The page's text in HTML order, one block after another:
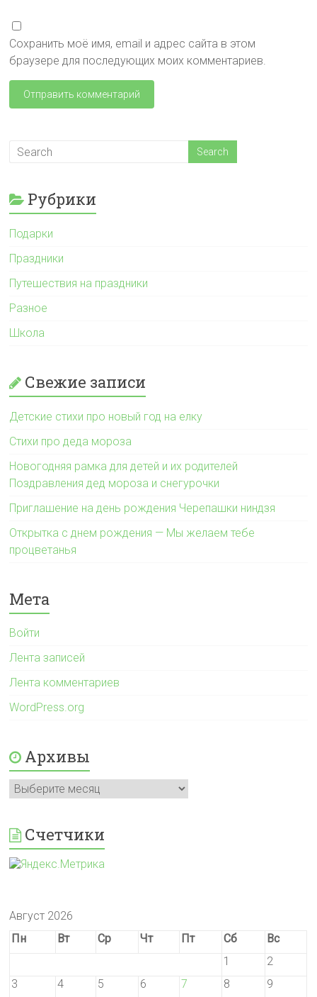
Сохранить моё имя, email и адрес сайта в этом
браузере для последующих моих комментариев.
Рубрики
Подарки
Праздники
Путешествия на праздники
Разное
Школа
Свежие записи
Детские стихи про новый год на елку
Стихи про деда мороза
Новогодняя рамка для детей и их родителей
Поздравления дед мороза и снегурочки
Приглашение на день рождения Черепашки ниндзя
Открытка с днем рождения — Мы желаем тебе
процветанья
Мета
Войти
Лента записей
Лента комментариев
WordPress.org
Архивы
Архивы
Счетчики
Август 2026
Пн
Вт Ср Чт Пт Сб
Вс
1
2
3
4 5 6 7 8 9